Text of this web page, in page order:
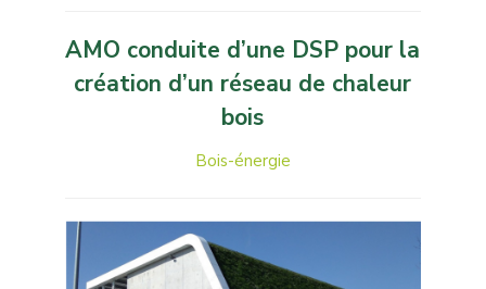
AMO conduite d’une DSP pour la
création d’un réseau de chaleur
bois
Bois-énergie